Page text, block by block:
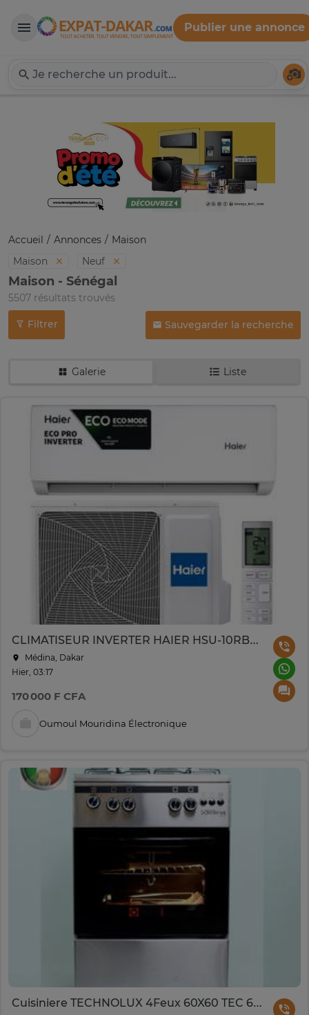
Expat-Dakar
Publier une annonce
Accueil Annonces
Maison
Maison
Neuf
Maison - Sénégal
5507 résultats trouvés
Filtrer Sauvegarder la recherche
Galerie Liste
CLIMATISEUR INVERTER HAIER HSU-10RBSR1E 10000BTU
Médina, Dakar
Hier, 03:17
170 000 F CFA
Oumoul Mouridina Électronique
Cuisiniere TECHNOLUX 4Feux 60X60 TEC 60CS FULL OPTION